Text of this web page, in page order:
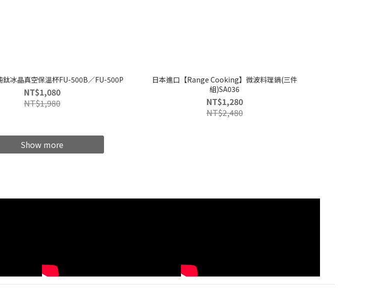
鈦冰晶真空保溫杯FU-500B／FU-500P
NT$1,080
NT$1,980
日本進口【Range Cooking】微波料理鍋(三件
組)SA036
NT$1,280
NT$2,480
Show more